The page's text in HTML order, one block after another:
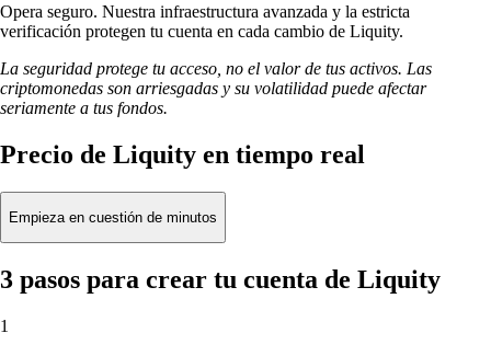
Opera seguro. Nuestra infraestructura avanzada y la estricta
verificación protegen tu cuenta en cada cambio de Liquity.
La seguridad protege tu acceso, no el valor de tus activos. Las
criptomonedas son arriesgadas y su volatilidad puede afectar
seriamente a tus fondos.
Precio de Liquity en tiempo real
Empieza en cuestión de minutos
3 pasos para crear tu cuenta de Liquity
1